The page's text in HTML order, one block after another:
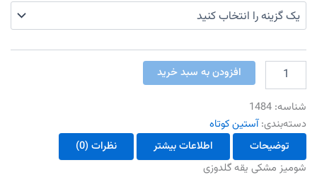
شومیز
عدد
افزودن به سبد خرید
شناسه: 1484
دسته‌بندی:آستین کوتاه
توضیحات
اطلاعات بیشتر
نظرات (0)
شوميز مشکی يقه گلدوزی